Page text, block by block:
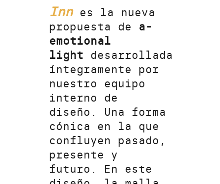
Inn es la nueva
propuesta de a-
emotional
light desarrollada
íntegramente por
nuestro equipo
interno de
diseño. Una forma
cónica en la que
confluyen pasado,
presente y
futuro. En este